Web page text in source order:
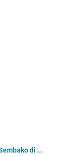
di ...